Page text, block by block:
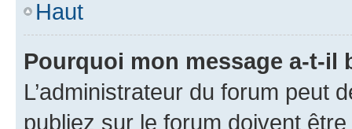
Haut
Pourquoi mon message a-t-il
L’administrateur du forum peut
publiez sur le forum doivent